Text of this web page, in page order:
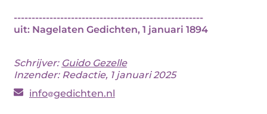
-----------------------------------------------------
uit: Nagelaten Gedichten, 1 januari 1894
Schrijver: Guido Gezelle
Inzender: Redactie, 1 januari 2025
info gedichten.nl